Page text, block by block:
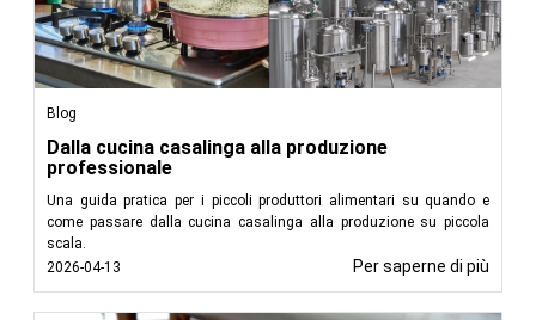
Blog
Dalla cucina casalinga alla produzione
professionale
Una guida pratica per i piccoli produttori alimentari su quando e
come passare dalla cucina casalinga alla produzione su piccola
scala.
2026-04-13
Per saperne di più